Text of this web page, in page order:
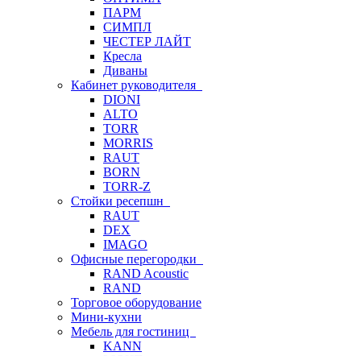
ПАРМ
СИМПЛ
ЧЕСТЕР ЛАЙТ
Кресла
Диваны
Кабинет руководителя
DIONI
ALTO
TORR
MORRIS
RAUT
BORN
TORR-Z
Стойки ресепшн
RAUT
DEX
IMAGO
Офисные перегородки
RAND Acoustic
RAND
Торговое оборудование
Мини-кухни
Мебель для гостиниц
KANN